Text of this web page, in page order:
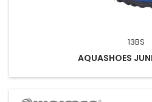
13BS
AQUASHOES